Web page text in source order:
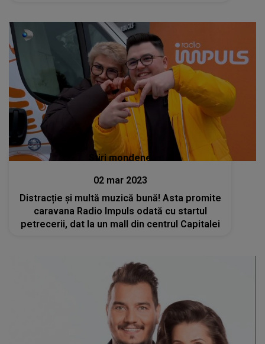
Stiri mondene
02 mar 2023
Distracție și multă muzică bună! Asta promite
caravana Radio Impuls odată cu startul
petrecerii, dat la un mall din centrul Capitalei